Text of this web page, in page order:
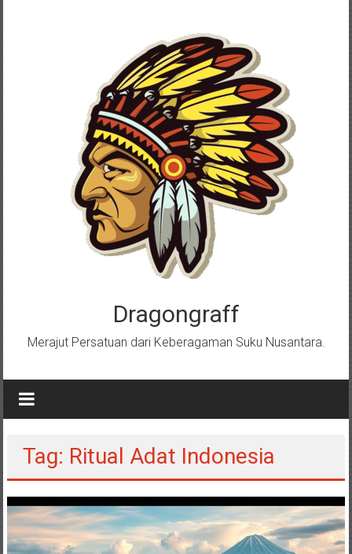
Dragongraff
Merajut Persatuan dari Keberagaman Suku Nusantara.
Tag: Ritual Adat Indonesia